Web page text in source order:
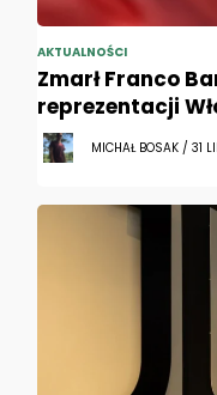
AKTUALNOŚCI
Zmarł Franco
reprezentacji
MICHAŁ BOSAK / 31